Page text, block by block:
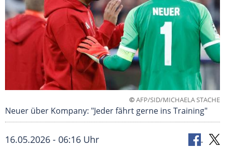
©AFP/SID/MICHAELA STACHE
Neuer über Kompany: "Jeder fährt gerne ins Training"
16.05.2026 - 06:16 Uhr